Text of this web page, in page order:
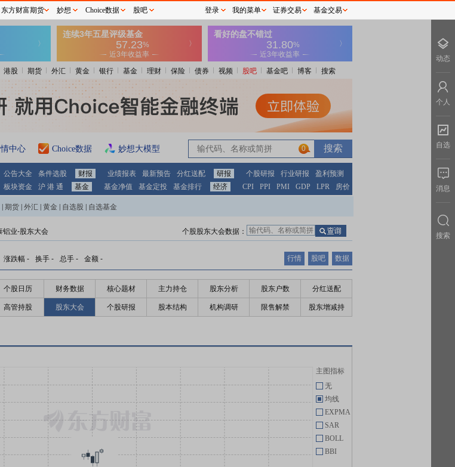
港股 期货 外汇 黄金 银行 基金 理财 保险 债券 视频 股吧 基金吧 博客 搜索
中心 Choice数据 妙想大模型 0
公告大全 条件选股 财报 业绩报表 最新预告 分红送配 研报 个股研报 行业研报
盈利预测
板块资金 沪 港 通 基金 基金净值 基金定投 基金排行 经济 CPI PPI PMI GDP LPR 房价
期货 外汇 黄金 自选股 自选基金
铝业-股东大会 个股股东大会数据：
涨跌幅 - 换手 - 总手 - 金额 - 行情 股吧 数据
个股日历 财务数据 核心题材 主力持仓 股东分析 股东户数 分红送配
高管持股 股东大会 个股研报 股本结构 机构调研 限售解禁 股东增减持
主图指标
无
均线
EXPMA
SAR
BOLL
BBI
东方财富期货 妙想 Choice数据 股吧 登录 我的菜单 证券交易 基金交易
动态
个人
自选
消息
搜索